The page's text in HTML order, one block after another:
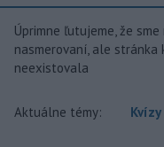
Úprimne ľutujeme, že
nasmerovaní, ale
neexistovala
Aktuálne témy: Kvízy